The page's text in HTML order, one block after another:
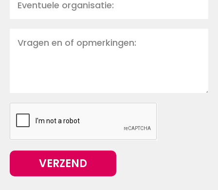
VERZEND